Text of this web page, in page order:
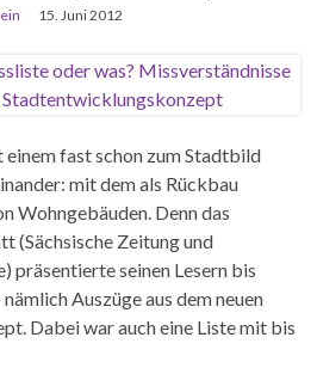
15. Juni 2012
fast schon zum Stadtbild
mit dem als Rückbau
Wohngebäuden. Denn das
(Sächsische Zeitung und
präsentierte seinen Lesern bis
Auszüge aus dem neuen
Dabei war auch eine Liste mit bis